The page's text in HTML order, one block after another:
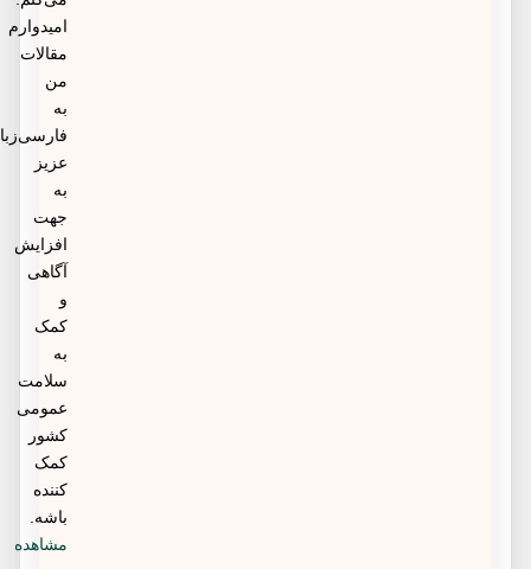
امیدوارم
مقالات
فارسی‌زبانان
افزایش
آگاهی
سلامت
عمومی
کشور
باشه.
مشاهده